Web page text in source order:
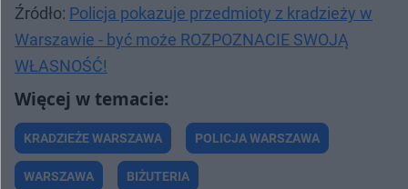
Źródło: Policja pokazuje przedmioty z kradzieży w
Warszawie - być może ROZPOZNACIE SWOJĄ
WŁASNOŚĆ!
KRADZIEŻE WARSZAWA POLICJA WARSZAWA
WARSZAWA BIŻUTERIA